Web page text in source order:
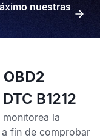
nuestras
B1212
la
fin de comprobar